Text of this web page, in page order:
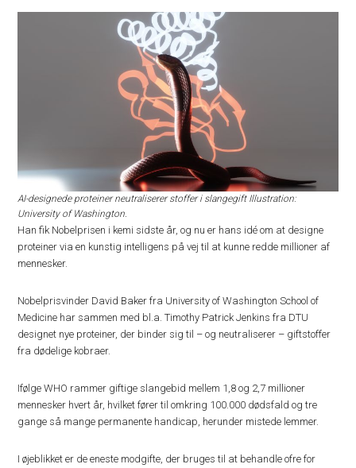
AI-designede proteiner neutraliserer stoffer i slangegift Illustration:
University of Washington.
Han fik Nobelprisen i kemi sidste år, og nu er hans idé om at designe
proteiner via en kunstig intelligens på vej til at kunne redde millioner af
mennesker.
Nobelprisvinder David Baker fra University of Washington School of
Medicine har sammen med bl.a. Timothy Patrick Jenkins fra DTU
designet nye proteiner, der binder sig til – og neutraliserer – giftstoffer
fra dødelige kobraer.
Ifølge WHO rammer giftige slangebid mellem 1,8 og 2,7 millioner
mennesker hvert år, hvilket fører til omkring 100.000 dødsfald og tre
gange så mange permanente handicap, herunder mistede lemmer.
I øjeblikket er de eneste modgifte, der bruges til at behandle ofre for